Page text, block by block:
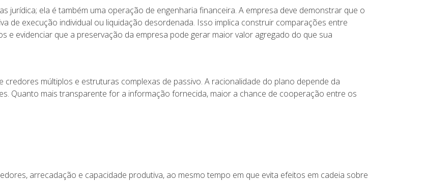
jurídica; ela é também uma operação de engenharia financeira. A empresa deve demonstrar que o
de execução individual ou liquidação desordenada. Isso implica construir comparações entre
e evidenciar que a preservação da empresa pode gerar maior valor agregado do que sua
múltiplos e estruturas complexas de passivo. A racionalidade do plano depende da
Quanto mais transparente for a informação fornecida, maior a chance de cooperação entre os
arrecadação e capacidade produtiva, ao mesmo tempo em que evita efeitos em cadeia sobre